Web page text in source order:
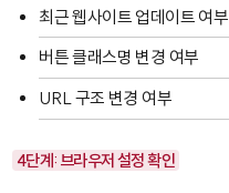
최근 웹사이트 업데이트 여부
버튼 클래스명 변경 여부
URL 구조 변경 여부
4단계: 브라우저 설정 확인